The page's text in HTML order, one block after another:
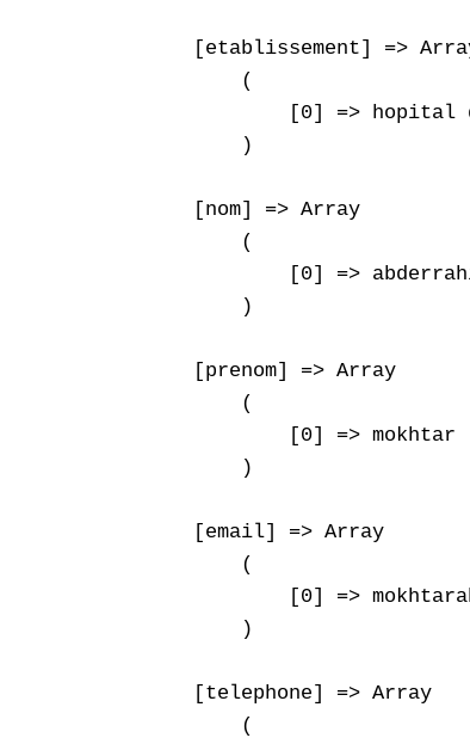
[etablissement] =>
        (
[0] => hopital
        )
    [nom] => Array
        (
[0] =>
        )
    [prenom] => Array
        (
            [0] => mokhtar
        )
    [email] => Array
        (
[0] =>
        )
    [telephone] => Array
        (